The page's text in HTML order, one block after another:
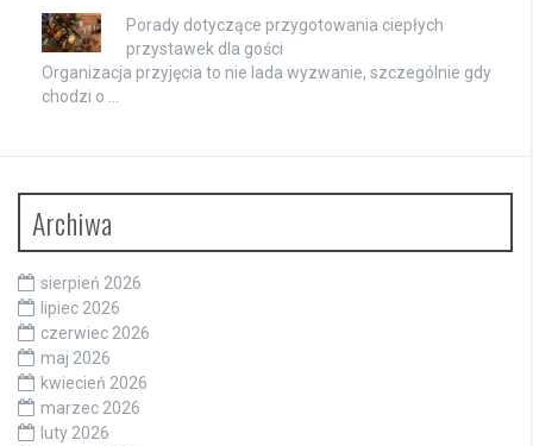
Porady dotyczące przygotowania ciepłych
przystawek dla gości
Organizacja przyjęcia to nie lada wyzwanie, szczególnie gdy
chodzi o …
Archiwa
sierpień 2026
lipiec 2026
czerwiec 2026
maj 2026
kwiecień 2026
marzec 2026
luty 2026